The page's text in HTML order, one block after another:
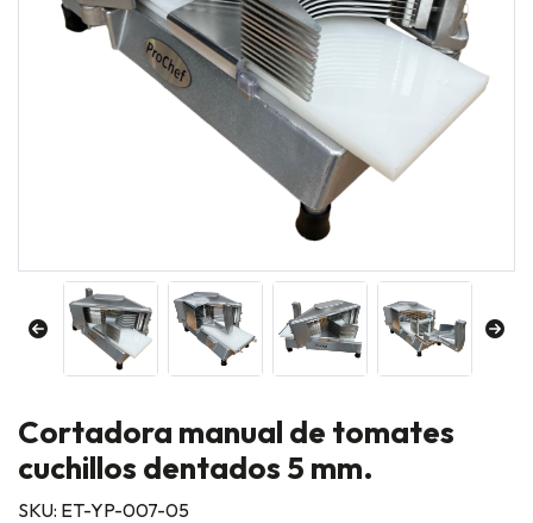
Cortadora manual de tomates
cuchillos dentados 5 mm.
SKU: ET-YP-007-05